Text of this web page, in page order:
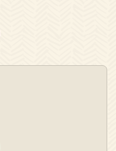
PINTEREST
OP YOUTUBE
OP TIKTOK